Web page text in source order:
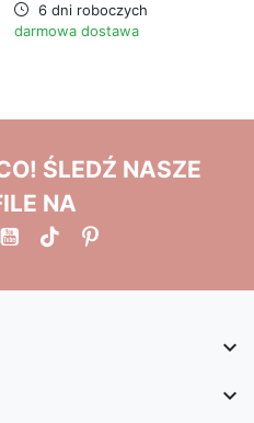
6 dni roboczych
darmowa dostawa
ŚLEDŹ NASZE
NA

